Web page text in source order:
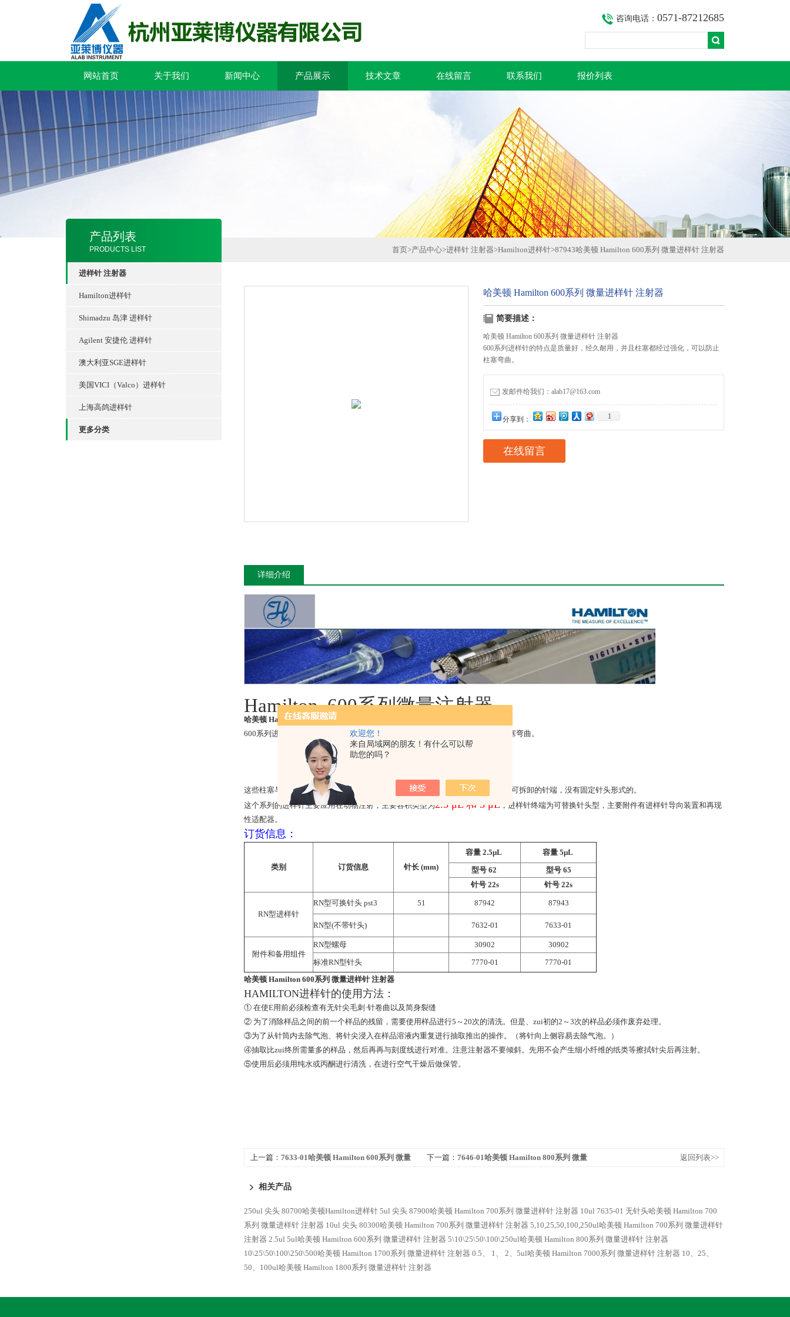
欢迎您！
来自局域网的朋友！有什么可以帮
助您的吗？
咨询电话： 0571-87212685
网站首页 关于我们 新闻中心 产品展示 技术文章 在线留言 联系我们 报价列表
产品列表
PRODUCTS LIST
进样针 注射器
Hamilton进样针
Shimadzu 岛津 进样针
Agilent 安捷伦 进样针
澳大利亚SGE进样针
美国VICI（Valco）进样针
上海高鸽进样针
更多分类
首页>产品中心>进样针 注射器>Hamilton进样针>87943哈美顿 Hamilton 600系列 微量进样针 注射器
哈美顿 Hamilton 600系列 微量进样针 注射器
简要描述：
哈美顿 Hamilton 600系列 微量进样针 注射器
600系列进样针的特点是质量好，经久耐用，并且柱塞都经过强化，可以防止
柱塞弯曲。
发邮件给我们：alab17@163.com
分享到： 1
在线留言
详细介绍
Hamilton 600系列微量注射器
哈美顿 Hamilton 600系列 微量进样针 注射器
600系列进样针的特点是质量好，经久耐用，并且柱塞都经过强化，可以防止柱塞弯曲。
这些柱塞与玻璃进样针筒都是单独匹配的，不能在进样针筒之间交叉使用。带有可拆卸的针端，没有固定针头形式的。
这个系列的进样针主要应用在动物注射，主要容积类型为2.5 μL 和 5 μL ，进样针终端为可替换针头型，主要附件有进样针导向装置和再现
性适配器。
订货信息：
类别 订货信息 针长 (mm)
容量 2.5μL
容量 5μL
型号 62
型号 65
针号 22s
针号 22s
RN型进样针
RN型可换针头 pst3 51 87942 87943
RN型(不带针头) 7632-01 7633-01
附件和备用组件
RN型螺母 30902
30902
标准RN型针头
7770-01
7770-01
哈美顿 Hamilton 600系列 微量进样针 注射器
HAMILTON进样针的使用方法：
① 在使E用前必须检查有无针尖毛刺·针卷曲以及简身裂缝
② 为了消除样品之间的前一个样品的残留，需要使用样品进行5～20次的清洗。但是、zui初的2～3次的样品必须作废弃处理。
③为了从针筒内去除气泡、将针尖浸入在样品溶液内重复进行抽取推出的操作。（将针向上侧容易去除气泡。）
④抽取比zui终所需量多的样品，然后再再与刻度线进行对准。注意注射器不要倾斜。先用不会产生细小纤维的纸类等擦拭针尖后再注射。
⑤使用后必须用纯水或丙酮进行清洗，在进行空气干燥后做保管。
上一篇： 7633-01哈美顿 Hamilton 600系列 微量
下一篇： 7646-01哈美顿 Hamilton 800系列 微量
返回列表>>
相关产品
250ul 尖头 80700哈美顿Hamilton进样针 5ul 尖头 87900哈美顿 Hamilton 700系列 微量进样针 注射器 10ul 7635-01 无针头哈美顿 Hamilton 700
系列 微量进样针 注射器 10ul 尖头 80300哈美顿 Hamilton 700系列 微量进样针 注射器 5,10,25,50,100,250ul哈美顿 Hamilton 700系列 微量进样针
注射器 2.5ul 5ul哈美顿 Hamilton 600系列 微量进样针 注射器 5\10\25\50\100\250ul哈美顿 Hamilton 800系列 微量进样针 注射器
10\25\50\100\250\500哈美顿 Hamilton 1700系列 微量进样针 注射器 0.5、 1、 2、5ul哈美顿 Hamilton 7000系列 微量进样针 注射器 10、25、
50、100ul哈美顿 Hamilton 1800系列 微量进样针 注射器